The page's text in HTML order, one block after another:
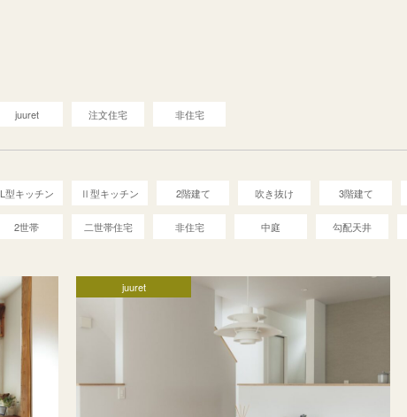
juuret 注文住宅 非住宅
L型キッチン Ⅱ型キッチン 2階建て 吹き抜け 3階建て
2世帯 二世帯住宅 非住宅 中庭 勾配天井
juuret